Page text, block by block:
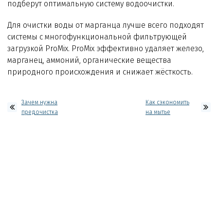
подберут оптимальную систему водоочистки.
Для очистки воды от марганца лучше всего подходят
системы с многофункциональной фильтрующей
загрузкой ProMix. ProMix эффективно удаляет железо,
марганец, аммоний, органические вещества
природного происхождения и снижает жёсткость.
Зачем нужна
предочистка
Как сэкономить
на мытье